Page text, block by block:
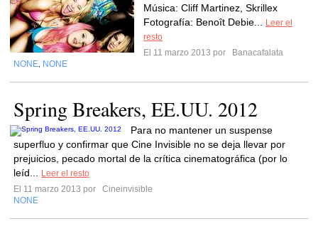
Música: Cliff Martinez, Skrillex
Fotografía: Benoît Debie...
Leer el
resto
El 11 marzo 2013 por
Banacafalata
NONE NONE
Spring Breakers, EE.UU. 2012
Para no mantener un suspense
superfluo y confirmar que Cine Invisible no se deja llevar por
prejuicios, pecado mortal de la crítica cinematográfica (por lo
leíd...
Leer el resto
El 11 marzo 2013 por
Cineinvisible
NONE